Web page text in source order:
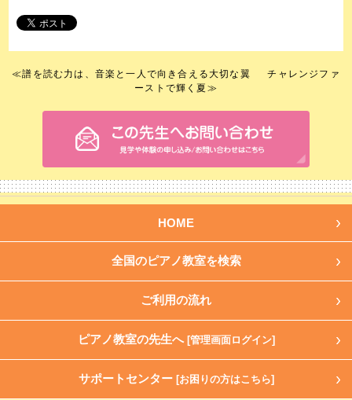
≪譜を読む力は、音楽と一人で向き合える大切な翼
チャレンジファ
ーストで輝く夏 ≫
HOME
全国のピアノ教室を検索
ご利用の流れ
ピアノ教室の先生へ [管理画面ログイン]
サポートセンター [お困りの方はこちら]